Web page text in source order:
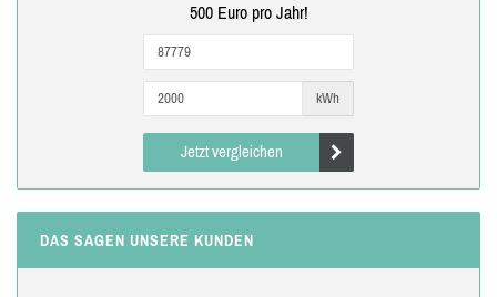
500 Euro pro Jahr!
kWh
Jetzt vergleichen
DAS SAGEN UNSERE KUNDEN